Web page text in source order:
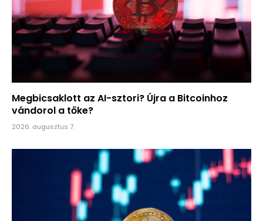
Megbicsaklott az AI-sztori? Újra a Bitcoinhoz
vándorol a tőke?
2026. augusztus 7.